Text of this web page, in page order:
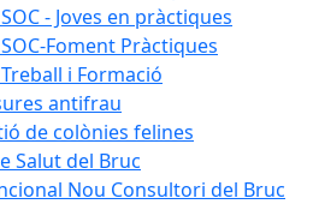
- Joves en pràctiques
Foment Pràctiques
i Formació
antifrau
de colònies felines
Salut del Bruc
Nou Consultori del Bruc